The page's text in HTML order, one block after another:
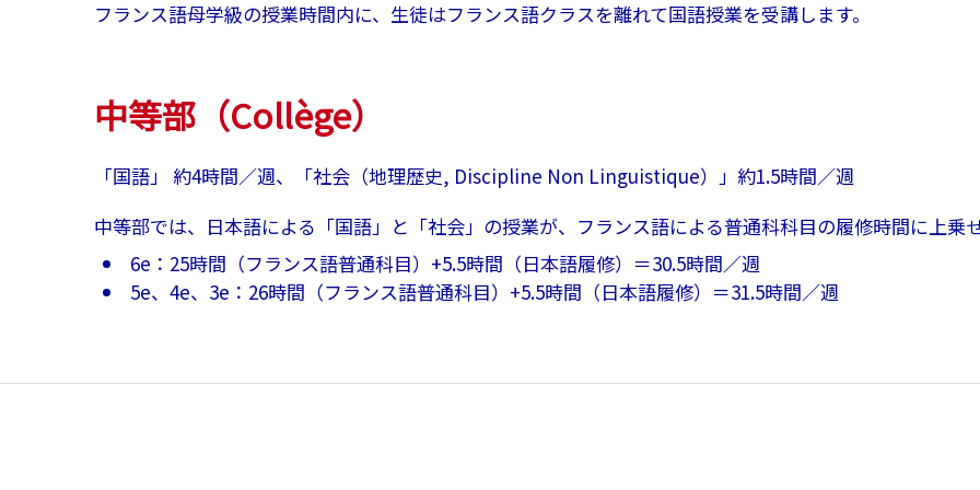
フランス語母学級の授業時間内に、生徒はフランス語クラスを離れて国語授業を受講します。
中等部（Collège）
「国語」 約4時間／週、「社会（地理歴史, Discipline Non Linguistique）」約1.5時間／週
中等部では、日本語による「国語」と「社会」の授業が、フランス語による普通科科目の履修時間に上乗せ
6e：25時間（フランス語普通科目）+5.5時間（日本語履修）＝30.5時間／週
5e、4e、3e：26時間（フランス語普通科目）+5.5時間（日本語履修）＝31.5時間／週